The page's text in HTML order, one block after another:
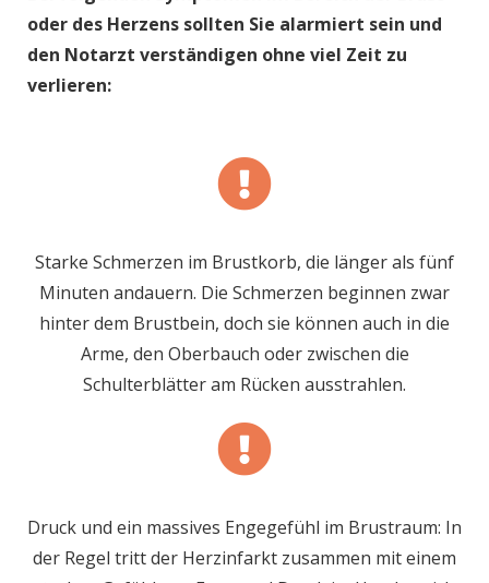
oder des Herzens sollten Sie alarmiert sein und
den Notarzt verständigen ohne viel Zeit zu
verlieren:
Starke Schmerzen im Brustkorb, die länger als fünf
Minuten andauern. Die Schmerzen beginnen zwar
hinter dem Brustbein, doch sie können auch in die
Arme, den Oberbauch oder zwischen die
Schulterblätter am Rücken ausstrahlen.
Druck und ein massives Engegefühl im Brustraum: In
der Regel tritt der Herzinfarkt zusammen mit einem